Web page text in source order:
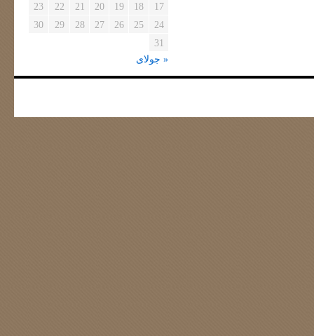
17
18
19
20
21
22
23
24
25
26
27
28
29
30
31
« جولای